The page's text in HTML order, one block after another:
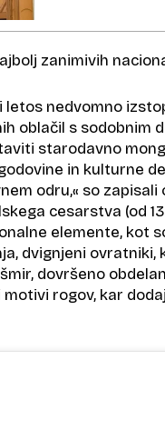
zanimivih
nedvomno
oblačil s sodobnim
starodavno
in kulturne
odru,« so
cesarstva (od
elemente, kot
dvignjeni ovratniki,
dovršeno
rogov, kar